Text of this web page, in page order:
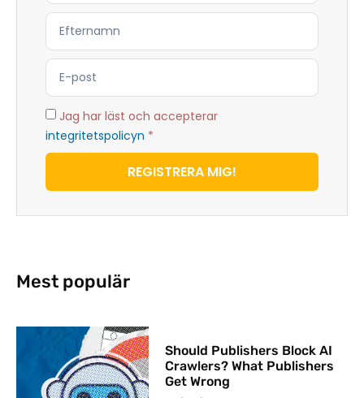
Jag har läst och accepterar
integritetspolicyn *
REGISTRERA MIG!
Mest populär
Should Publishers Block AI
Crawlers? What Publishers
Get Wrong